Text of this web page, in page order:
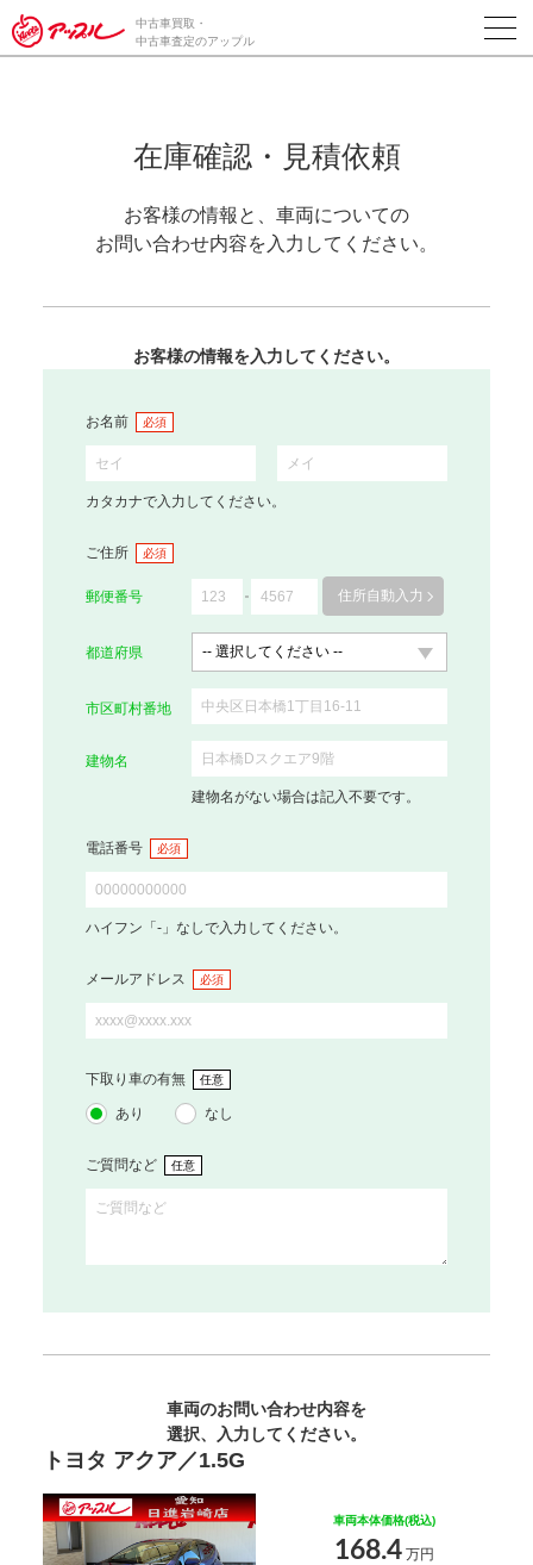
中古車買取・
中古車査定のアップル
在庫確認・見積依頼
お客様の情報と、車両についての
お問い合わせ内容を入力してください。
お客様の情報を入力してください。
お名前 必須
カタカナで入力してください。
ご住所 必須
郵便番号 住所自動入力
都道府県
市区町村番地
建物名
建物名がない場合は記入不要です。
電話番号 必須
ハイフン「-」なしで入力してください。
メールアドレス 必須
下取り車の有無 任意
あり なし
ご質問など 任意
車両のお問い合わせ内容を
選択、入力してください。
トヨタ アクア／1.5G
車両本体価格(税込)
168.4万円